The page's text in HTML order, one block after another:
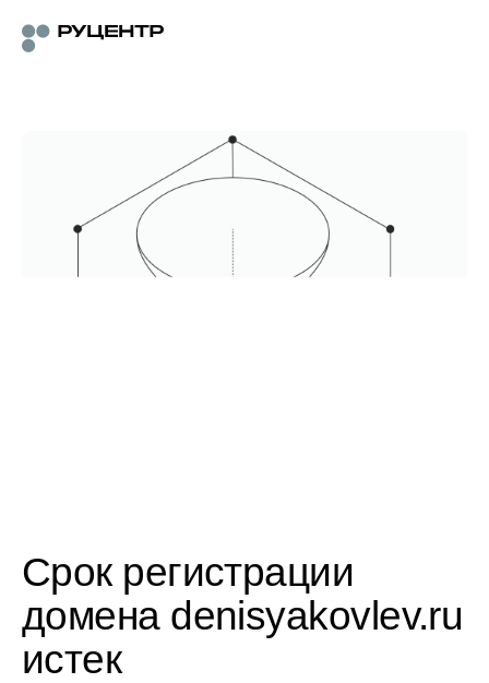
Срок регистрации
домена denisyakovlev.ru
истек